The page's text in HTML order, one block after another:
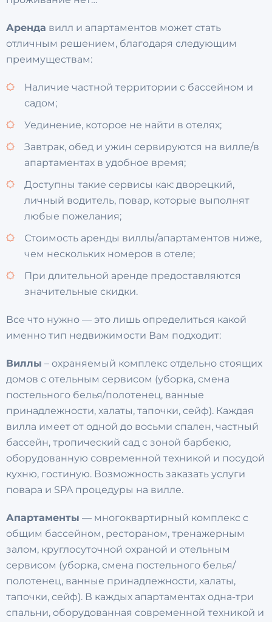
Аренда вилл и апартаментов может стать
отличным решением, благодаря следующим
преимуществам:
Наличие частной территории с бассейном и
садом;
Уединение, которое не найти в отелях;
Завтрак, обед и ужин сервируются на вилле/в
апартаментах в удобное время;
Доступны такие сервисы как: дворецкий,
личный водитель, повар, которые выполнят
любые пожелания;
Стоимость аренды виллы/апартаментов ниже,
чем нескольких номеров в отеле;
При длительной аренде предоставляются
значительные скидки.
Все что нужно — это лишь определиться какой
именно тип недвижимости Вам подходит:
Виллы – охраняемый комплекс отдельно стоящих
домов с отельным сервисом (уборка, смена
постельного белья/полотенец, ванные
принадлежности, халаты, тапочки, сейф). Каждая
вилла имеет от одной до восьми спален, частный
бассейн, тропический сад с зоной барбекю,
оборудованную современной техникой и посудой
кухню, гостиную. Возможность заказать услуги
повара и SPA процедуры на вилле.
Апартаменты — многоквартирный комплекс с
общим бассейном, рестораном, тренажерным
залом, круглосуточной охраной и отельным
сервисом (уборка, смена постельного белья/
полотенец, ванные принадлежности, халаты,
тапочки, сейф). В каждых апартаментах одна-три
спальни, оборудованная современной техникой и